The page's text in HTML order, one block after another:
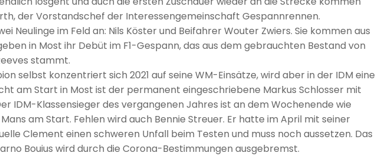
der Vorstandschef der Interessengemeinschaft Gespannrennen.
Neulinge im Feld an: Nils Köster und Beifahrer Wouter Zwiers. Sie kommen aus
in Most ihr Debüt im F1-Gespann, das aus dem gebrauchten Bestand von
stammt.
selbst konzentriert sich 2021 auf seine WM-Einsätze, wird aber in der IDM eine
am Start in Most ist der permanent eingeschriebene Markus Schlosser mit
IDM-Klassensieger des vergangenen Jahres ist an dem Wochenende wie
Mans am Start. Fehlen wird auch Bennie Streuer. Er hatte im April mit seiner
Clement einen schweren Unfall beim Testen und muss noch aussetzen. Das
Bouius wird durch die Corona-Bestimmungen ausgebremst.